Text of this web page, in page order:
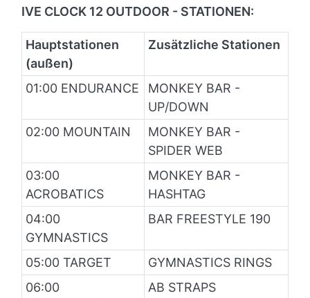
IVE CLOCK 12 OUTDOOR - STATIONEN:
Hauptstationen
(außen)
Zusätzliche Stationen
01:00 ENDURANCE
MONKEY BAR -
UP/DOWN
02:00 MOUNTAIN
MONKEY BAR -
SPIDER WEB
03:00
ACROBATICS
MONKEY BAR -
HASHTAG
04:00
GYMNASTICS
BAR FREESTYLE 190
05:00 TARGET
GYMNASTICS RINGS
06:00
AB STRAPS